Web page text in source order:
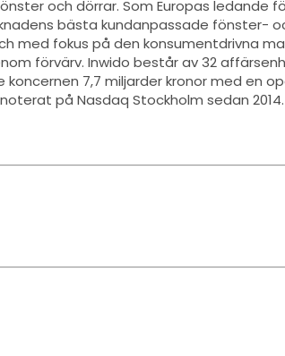
och dörrar. Som Europas ledande
bästa kundanpassade fönster-
med fokus på den konsumentdrivna
förvärv. Inwido består av 32
7,7 miljarder kronor med en
på Nasdaq Stockholm sedan 2014.